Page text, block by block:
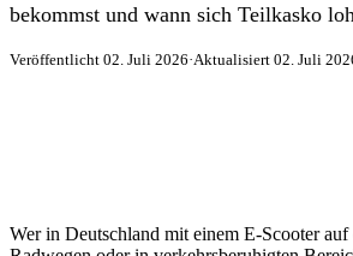
bekommst und wann sich Teilkasko
Veröffentlicht 02. Juli 2026·Aktualisiert 02. Juli
Wer in Deutschland mit einem E-Scooter